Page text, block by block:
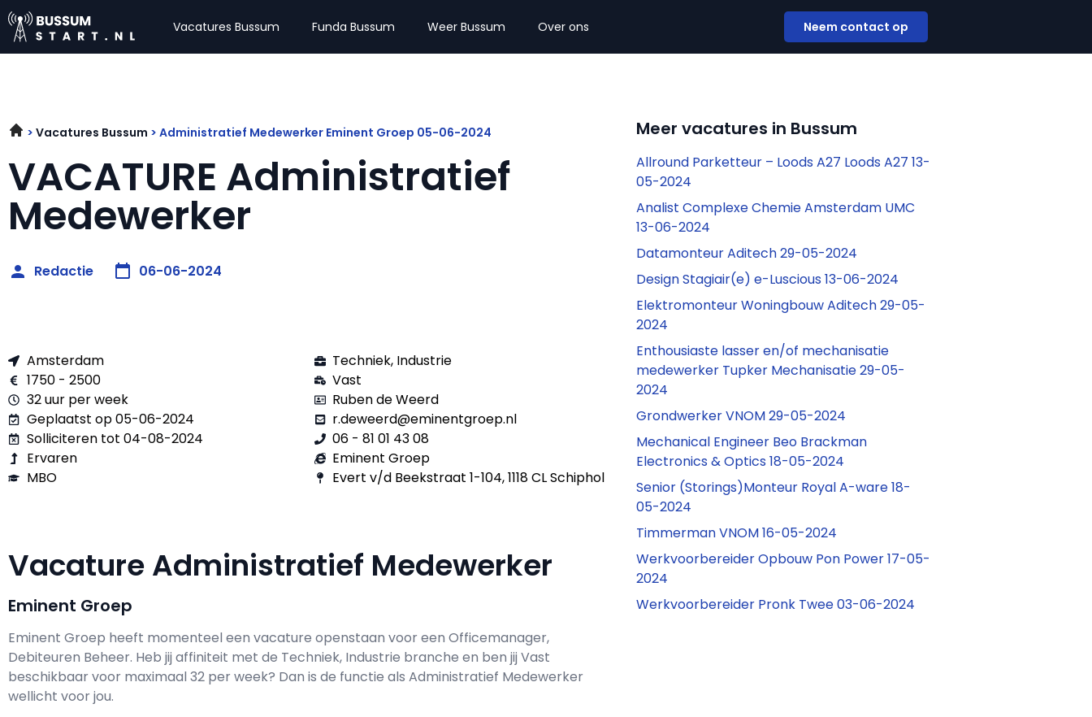
Vacatures Bussum Funda Bussum Weer Bussum Over ons Neem contact op
Vacatures Bussum Administratief Medewerker Eminent Groep 05-06-2024
VACATURE Administratief
Medewerker
Redactie 06-06-2024
Amsterdam
1750 - 2500
32 uur per week
Geplaatst op 05-06-2024
Solliciteren tot 04-08-2024
Ervaren
MBO
Techniek, Industrie
Vast
Ruben de Weerd
r.deweerd@eminentgroep.nl
06 - 81 01 43 08
Eminent Groep
Evert v/d Beekstraat 1-104, 1118 CL Schiphol
Vacature Administratief Medewerker
Eminent Groep
Eminent Groep heeft momenteel een vacature openstaan voor een Officemanager,
Debiteuren Beheer. Heb jij affiniteit met de Techniek, Industrie branche en ben jij Vast
beschikbaar voor maximaal 32 per week? Dan is de functie als Administratief Medewerker
wellicht voor jou.
Meer vacatures in Bussum
Allround Parketteur – Loods A27 Loods A27 13-
05-2024
Analist Complexe Chemie Amsterdam UMC
13-06-2024
Datamonteur Aditech 29-05-2024
Design Stagiair(e) e-Luscious 13-06-2024
Elektromonteur Woningbouw Aditech 29-05-
2024
Enthousiaste lasser en/of mechanisatie
medewerker Tupker Mechanisatie 29-05-
2024
Grondwerker VNOM 29-05-2024
Mechanical Engineer Beo Brackman
Electronics & Optics 18-05-2024
Senior (Storings)Monteur Royal A-ware 18-
05-2024
Timmerman VNOM 16-05-2024
Werkvoorbereider Opbouw Pon Power 17-05-
2024
Werkvoorbereider Pronk Twee 03-06-2024